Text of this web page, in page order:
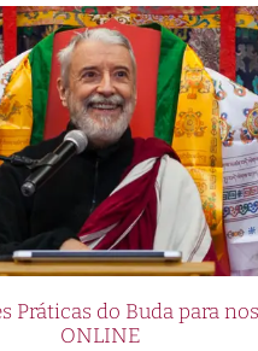
Práticas do Buda para
ONLINE